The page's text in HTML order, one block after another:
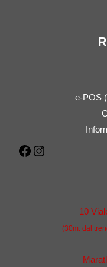
e-POS
Facebook
10
(30m. dal